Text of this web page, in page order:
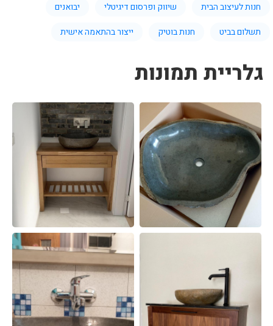
חנות לעיצוב הבית שיווק ופרסום דיגיטלי
יבואנים
תשלום בביט
חנות בוטיק ייצור בהתאמה אישית
גלריית תמונות